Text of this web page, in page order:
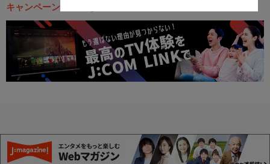
キャンペーン・お得な情報